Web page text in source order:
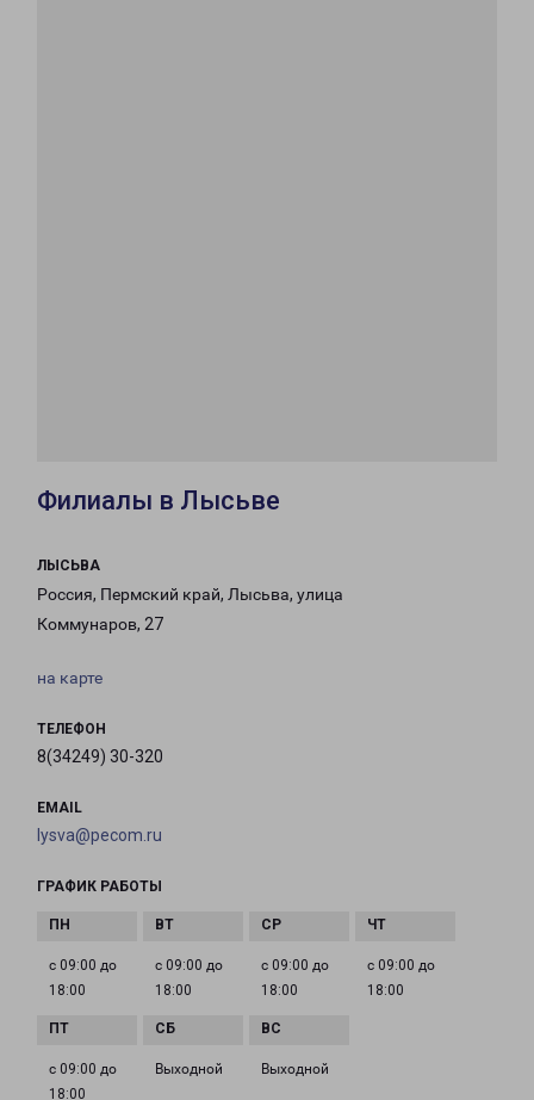
Филиалы в Лысьве
ЛЫСЬВА
Россия, Пермский край, Лысьва, улица
Коммунаров, 27
на карте
ТЕЛЕФОН
8(34249) 30-320
EMAIL
lysva@pecom.ru
ГРАФИК РАБОТЫ
с 09:00 до
18:00
с 09:00 до
18:00
с 09:00 до
18:00
с 09:00 до
18:00
с 09:00 до
18:00
Выходной Выходной